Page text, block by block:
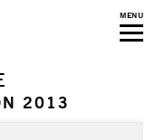
MENU
2013